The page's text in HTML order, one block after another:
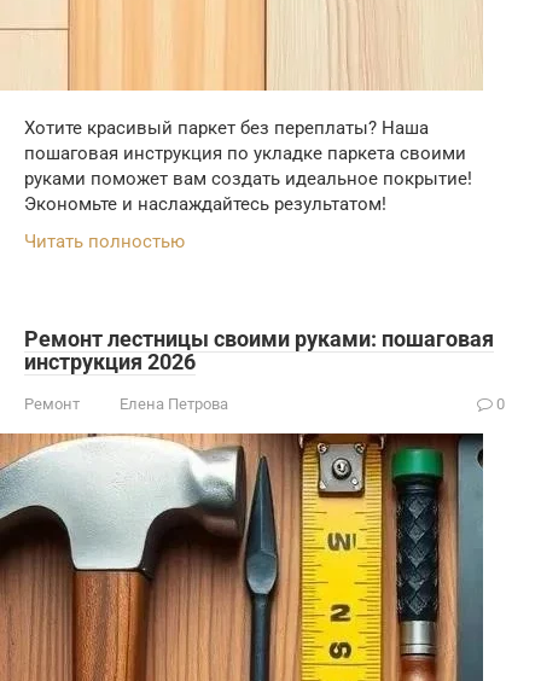
Хотите красивый паркет без переплаты? Наша
пошаговая инструкция по укладке паркета своими
руками поможет вам создать идеальное покрытие!
Экономьте и наслаждайтесь результатом!
Читать полностью
Ремонт лестницы своими руками: пошаговая
инструкция 2026
Ремонт Елена Петрова 0